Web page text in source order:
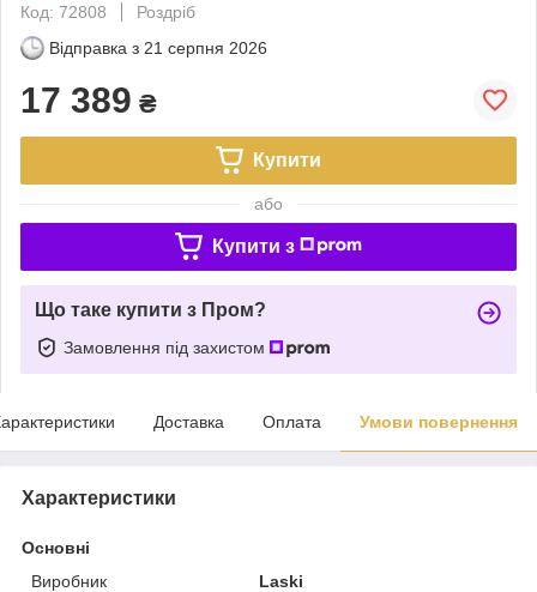
Код: 72808
Роздріб
Відправка з 21 серпня 2026
17 389 ₴
Купити
або
Купити з
Що таке купити з Пром?
Замовлення під захистом
Доставка Оплата Умови повернення
Характеристики
Основні
Виробник
Laski